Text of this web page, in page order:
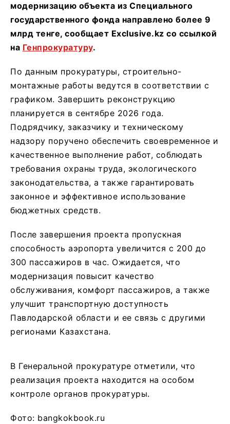
модернизацию объекта из Специального
государственного фонда направлено более 9
млрд тенге, сообщает Exclusive.kz со ссылкой
на Генпрокуратуру.
По данным прокуратуры, строительно-
монтажные работы ведутся в соответствии с
графиком. Завершить реконструкцию
планируется в сентябре 2026 года.
Подрядчику, заказчику и техническому
надзору поручено обеспечить своевременное и
качественное выполнение работ, соблюдать
требования охраны труда, экологического
законодательства, а также гарантировать
законное и эффективное использование
бюджетных средств.
После завершения проекта пропускная
способность аэропорта увеличится с 200 до
300 пассажиров в час. Ожидается, что
модернизация повысит качество
обслуживания, комфорт пассажиров, а также
улучшит транспортную доступность
Павлодарской области и ее связь с другими
регионами Казахстана.
В Генеральной прокуратуре отметили, что
реализация проекта находится на особом
контроле органов прокуратуры.
Фото: bangkokbook.ru